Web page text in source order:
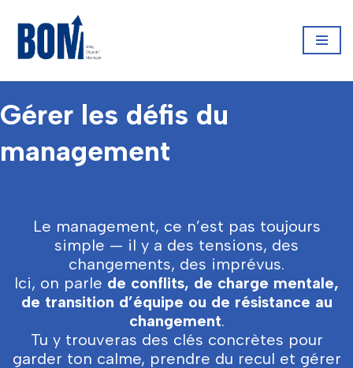
Aller
au
contenu
Gérer les défis du
management
Le management, ce n’est pas toujours
simple — il y a des tensions, des
changements, des imprévus.
Ici, on parle de conflits, de charge mentale,
de transition d’équipe ou de résistance au
changement.
Tu y trouveras des clés concrètes pour
garder ton calme, prendre du recul et gérer